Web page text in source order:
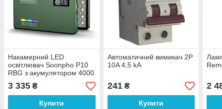
Накамерний LED
освітлювач Soonpho P10
RBG з акумулятором 4000
mAh, зелений
3 335 ₴
Купити
Автоматичний вимикач 2P
10A 4,5 kA
241₴
Купити
2